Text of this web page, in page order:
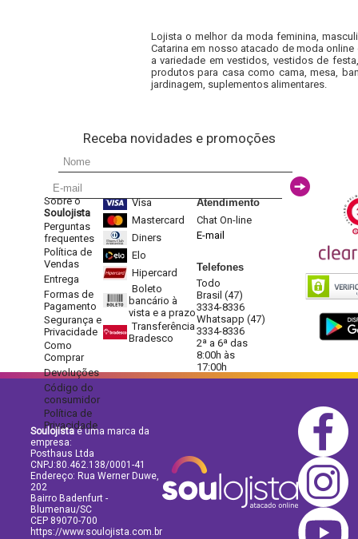
Lojista o melhor da moda feminina,
Catarina em nosso atacado de moda
a variedade em vestidos, vestidos de
produtos para casa como cama, mesa,
jardinagem, suplementos alimentares.
Receba novidades e promoções
Sobre o
Soulojista
Perguntas
frequentes
Política de
Vendas
Entrega
Formas de
Pagamento
Segurança e
Privacidade
Como
Comprar
Devoluções
Código do
consumidor
Política de
Privacidade
Visa
Mastercard
Diners
Elo
Hipercard
Boleto
bancário à
vista e a prazo
Transferência
Bradesco
Atendimento
Chat On-line
E-mail
Telefones
Todo
Brasil (47)
3334-8336
Whatsapp (47)
3334-8336
2ª a 6ª das
8:00h às
17:00h
Soulojistaé uma marca da
empresa:
Posthaus Ltda
CNPJ:80.462.138/0001-41
Endereço: Rua Werner Duwe,
202
Bairro Badenfurt -
Blumenau/SC
CEP 89070-700
https://www.soulojista.com.br